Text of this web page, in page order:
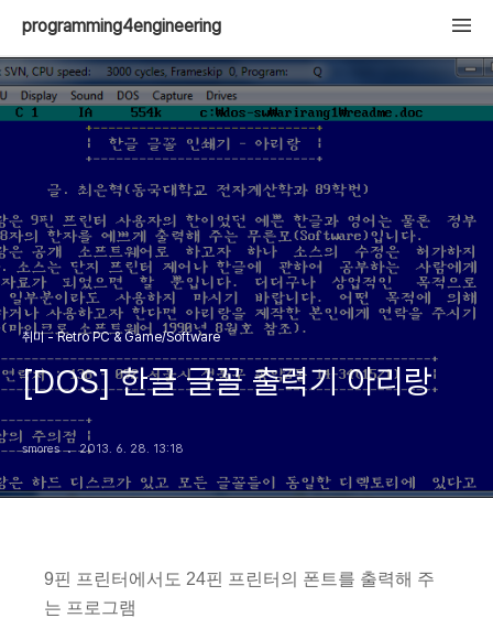
programming4engineering
취미 - Retro PC & Game/Software
[DOS] 한글 글꼴 출력기 아리랑
smores 2013. 6. 28. 13:18
9핀 프린터에서도 24핀 프린터의 폰트를 출력해 주
는 프로그램